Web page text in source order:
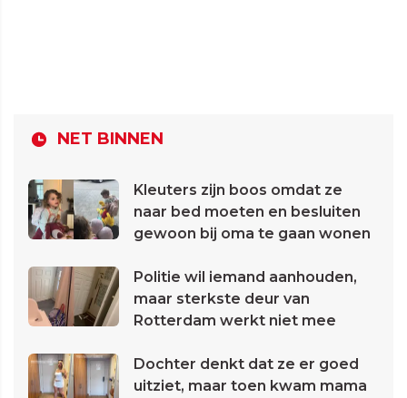
NET BINNEN
Kleuters zijn boos omdat ze
naar bed moeten en besluiten
gewoon bij oma te gaan wonen
Politie wil iemand aanhouden,
maar sterkste deur van
Rotterdam werkt niet mee
Dochter denkt dat ze er goed
uitziet, maar toen kwam mama